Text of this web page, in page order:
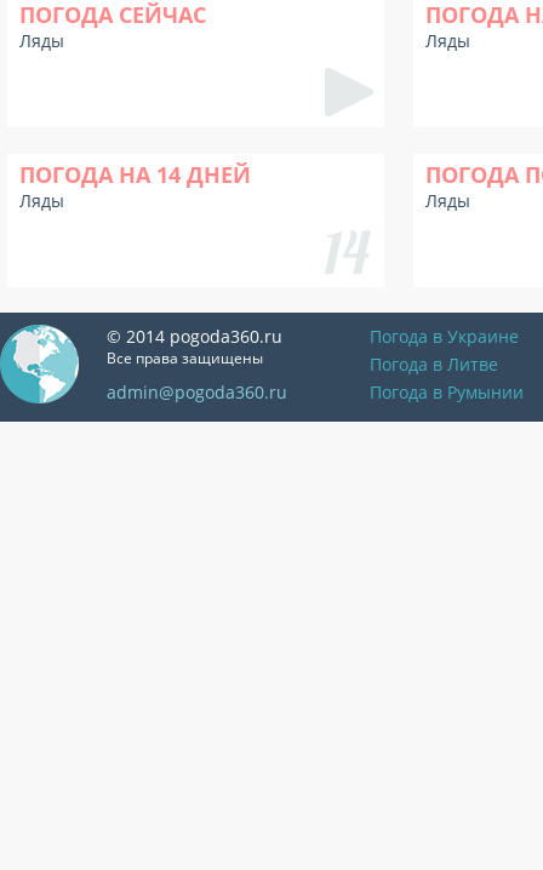
ПОГОДА СЕЙЧАС
Ляды
ПОГОДА
Ляды
ПОГОДА НА 14 ДНЕЙ
Ляды
ПОГОДА
Ляды
© 2014 pogoda360.ru
Все права защищены
admin@pogoda360.ru
Погода в Украине
Погода в Литве
Погода в Румынии